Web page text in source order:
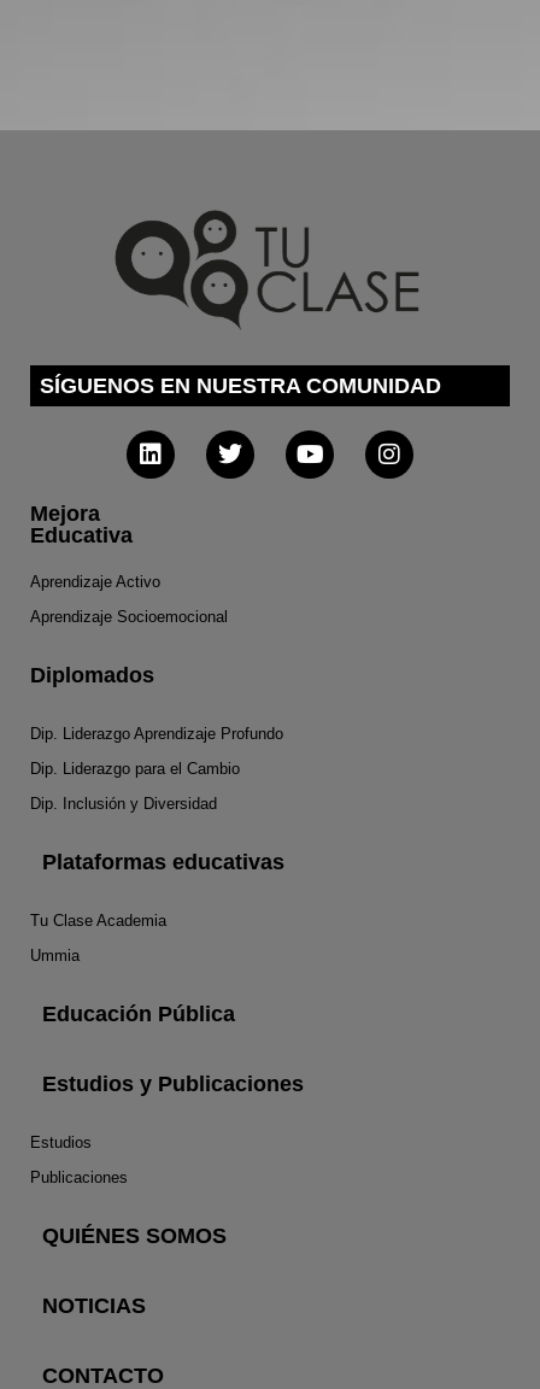
SÍGUENOS EN NUESTRA COMUNIDAD
Mejora
Educativa
Aprendizaje Activo
Aprendizaje Socioemocional
Diplomados
Dip. Liderazgo Aprendizaje Profundo
Dip. Liderazgo para el Cambio
Dip. Inclusión y Diversidad
Plataformas educativas
Tu Clase Academia
Ummia
Educación Pública
Estudios y Publicaciones
Estudios
Publicaciones
QUIÉNES SOMOS
NOTICIAS
CONTACTO